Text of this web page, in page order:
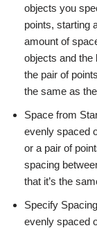
objects you
points, starting
amount of
objects and the
the pair of
the same as
Space from
evenly spaced
or a pair of
spacing
that it’s the
Specify
evenly spaced